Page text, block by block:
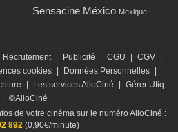
Sensacine México Mexique
Recrutement Publicité CGU CGV
cookies Données Personnelles
Les services AlloCiné
Gérer Utiq
©AlloCiné
de votre cinéma sur le numéro AlloCiné :
892(0,90€/minute)